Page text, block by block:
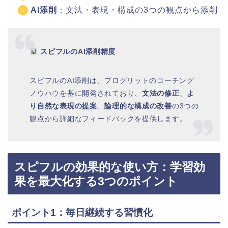
AI添削
：文法・表現・構成の3つの観点から添削
スピフルのAI添削精度
スピフルのAI添削は、プログリットのコーチング
ノウハウを基に開発されており、 文法の修正、 よ
り自然な表現の提案、論理的な構成の改善の3つの
観点から詳細なフィードバックを提供します。
スピフルの効果的な使い方：学習効
果を最大化する3つのポイント
ポイント1：毎日継続する習慣化